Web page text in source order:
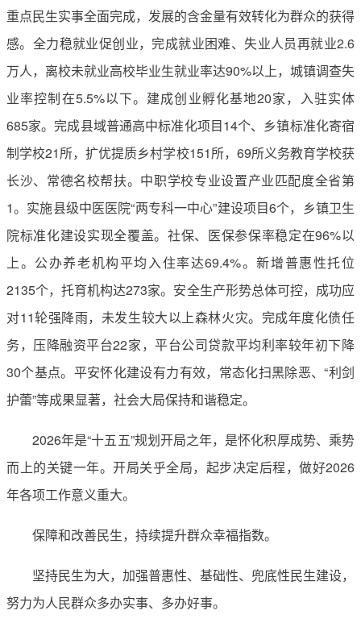
重点民生实事全面完成，发展的含金量有效转化为群众的获得
感。全力稳就业促创业，完成就业困难、失业人员再就业2.6
万人，离校未就业高校毕业生就业率达90%以上，城镇调查失
业率控制在5.5%以下。建成创业孵化基地20家，入驻实体
685家。完成县域普通高中标准化项目14个、乡镇标准化寄宿
制学校21所，扩优提质乡村学校151所，69所义务教育学校获
长沙、常德名校帮扶。中职学校专业设置产业匹配度全省第
1。实施县级中医医院“两专科一中心”建设项目6个，乡镇卫生
院标准化建设实现全覆盖。社保、医保参保率稳定在96%以
上。公办养老机构平均入住率达69.4%。新增普惠性托位
2135个，托育机构达273家。安全生产形势总体可控，成功应
对11轮强降雨，未发生较大以上森林火灾。完成年度化债任
务，压降融资平台22家，平台公司贷款平均利率较年初下降
30个基点。平安怀化建设有力有效，常态化扫黑除恶、“利剑
护蕾”等成果显著，社会大局保持和谐稳定。
2026年是“十五五”规划开局之年，是怀化积厚成势、乘势
而上的关键一年。开局关乎全局，起步决定后程，做好2026
年各项工作意义重大。
保障和改善民生，持续提升群众幸福指数。
坚持民生为大，加强普惠性、基础性、兜底性民生建设，
努力为人民群众多办实事、多办好事。